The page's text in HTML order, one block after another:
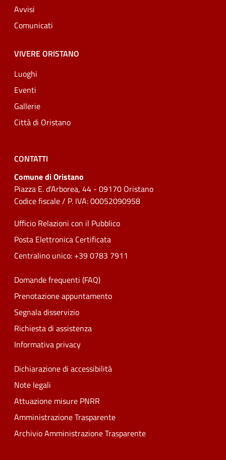
Avvisi
Comunicati
VIVERE ORISTANO
Luoghi
Eventi
Gallerie
Città di Oristano
CONTATTI
Comune di Oristano
Piazza E. d'Arborea, 44 - 09170 Oristano
Codice fiscale / P. IVA: 00052090958
Ufficio Relazioni con il Pubblico
Posta Elettronica Certificata
Centralino unico: +39 0783 7911
Domande frequenti (FAQ)
Prenotazione appuntamento
Segnala disservizio
Richiesta di assistenza
Informativa privacy
Dichiarazione di accessibilità
Note legali
Attuazione misure PNRR
Amministrazione Trasparente
Archivio Amministrazione Trasparente